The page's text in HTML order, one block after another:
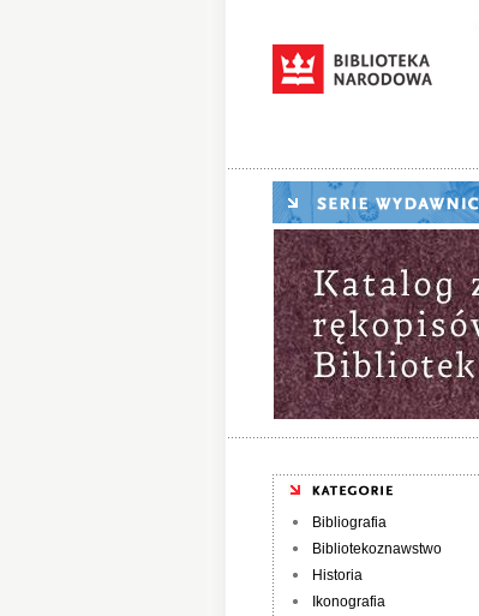
Bibliografia
Bibliotekoznawstwo
Historia
Ikonografia